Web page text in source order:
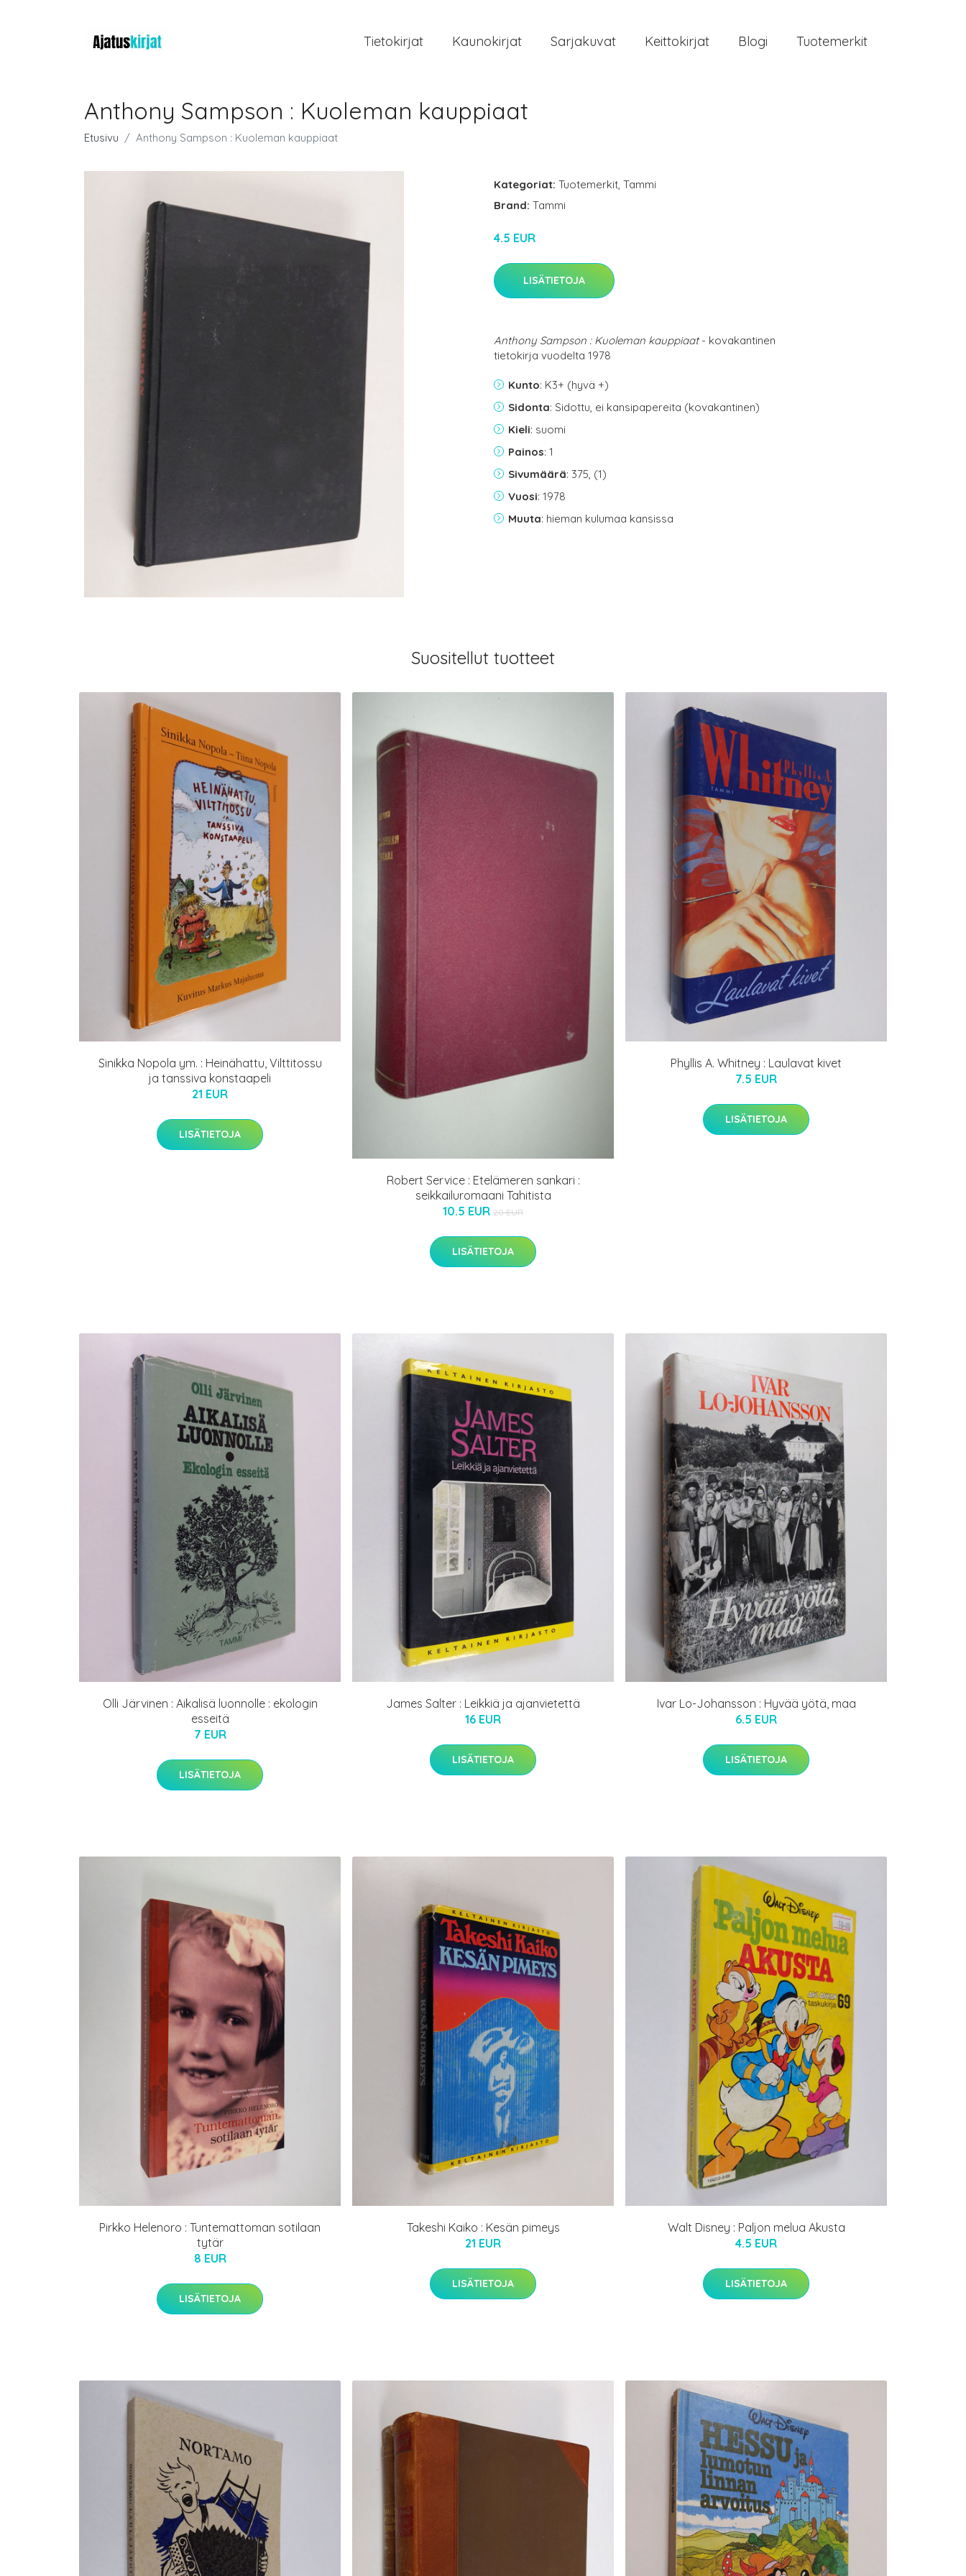
Tietokirjat Kaunokirjat Sarjakuvat Keittokirjat Blogi Tuotemerkit
Anthony Sampson : Kuoleman kauppiaat
Etusivu Anthony Sampson : Kuoleman kauppiaat
Kategoriat: Tuotemerkit, Tammi
Brand: Tammi
4.5 EUR
LISÄTIETOJA
Anthony Sampson : Kuoleman kauppiaat- kovakantinen
tietokirja vuodelta 1978
Kunto: K3+ (hyvä +)
Sidonta: Sidottu, ei kansipapereita (kovakantinen)
Kieli: suomi
Painos: 1
Sivumäärä: 375, (1)
Vuosi: 1978
Muuta: hieman kulumaa kansissa
Suositellut tuotteet
Sinikka Nopola ym. : Heinähattu, Vilttitossu
ja tanssiva konstaapeli
21 EUR
LISÄTIETOJA
Robert Service : Etelämeren sankari :
seikkailuromaani Tahitista
10.5 EUR 20 EUR
LISÄTIETOJA
Phyllis A. Whitney : Laulavat kivet
7.5 EUR
LISÄTIETOJA
Olli Järvinen : Aikalisä luonnolle : ekologin
esseitä
7 EUR
LISÄTIETOJA
James Salter : Leikkiä ja ajanvietettä
16 EUR
LISÄTIETOJA
Ivar Lo-Johansson : Hyvää yötä, maa
6.5 EUR
LISÄTIETOJA
Pirkko Helenoro : Tuntemattoman sotilaan
tytär
8 EUR
LISÄTIETOJA
Takeshi Kaiko : Kesän pimeys
21 EUR
LISÄTIETOJA
Walt Disney : Paljon melua Akusta
4.5 EUR
LISÄTIETOJA